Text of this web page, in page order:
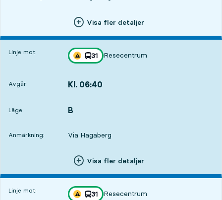
Visa fler detaljer
Linje mot:
Trafikstörning på resan finns
linje
31
mot
Resecentrum
,
Avgår: Kl. 06:40
Läge:
LÄGE, B
,
Anmärkning: Via Hagaberg
Visa fler detaljer
Linje mot:
Trafikstörning på resan finns
linje
31 Resecentrum